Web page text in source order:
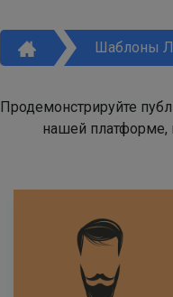
Шаблоны
Продемонстрируйте
нашей платформе,